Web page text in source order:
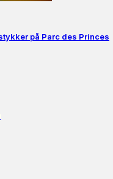
på Parc des Princes